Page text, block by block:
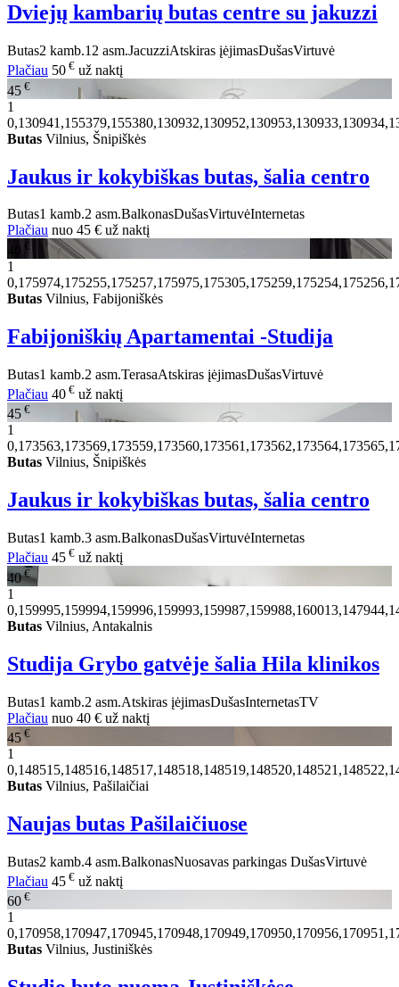
Dviejų kambarių butas centre su jakuzzi
Butas2 kamb.12 asm.JacuzziAtskiras įėjimasDušasVirtuvė
Plačiau 50 € už naktį
45 €
1
Butas Vilnius, Šnipiškės
Jaukus ir kokybiškas butas, šalia centro
Butas1 kamb.2 asm.BalkonasDušasVirtuvėInternetas
Plačiau nuo 45 € už naktį
40 €
1
Butas Vilnius, Fabijoniškės
Fabijoniškių Apartamentai -Studija
Butas1 kamb.2 asm.TerasaAtskiras įėjimasDušasVirtuvė
Plačiau 40 € už naktį
45 €
1
Butas Vilnius, Šnipiškės
Jaukus ir kokybiškas butas, šalia centro
Butas1 kamb.3 asm.BalkonasDušasVirtuvėInternetas
Plačiau 45 € už naktį
40€
1
Butas Vilnius, Antakalnis
Studija Grybo gatvėje šalia Hila klinikos
Butas1 kamb.2 asm.Atskiras įėjimasDušasInternetasTV
Plačiau nuo 40 € už naktį
45 €
1
Butas Vilnius, Pašilaičiai
Naujas butas Pašilaičiuose
Butas2 kamb.4 asm.BalkonasNuosavas parkingas DušasVirtuvė
Plačiau 45 € už naktį
60 €
1
Butas Vilnius, Justiniškės